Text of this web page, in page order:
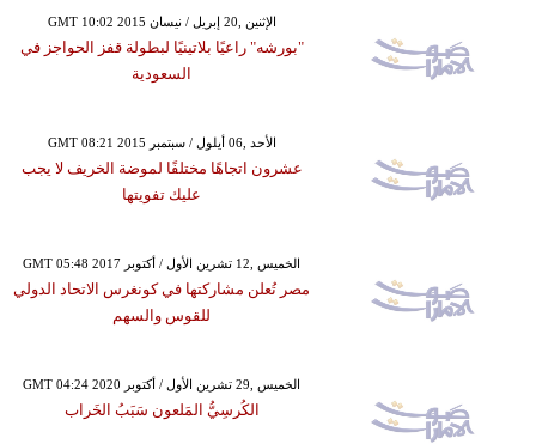
GMT 10:02 2015 الإثنين ,20 إبريل / نيسان
"بورشه" راعيًا بلاتينيًا لبطولة قفز الحواجز في
السعودية
GMT 08:21 2015 الأحد ,06 أيلول / سبتمبر
عشرون اتجاهًا مختلفًا لموضة الخريف لا يجب
عليك تفويتها
GMT 05:48 2017 الخميس ,12 تشرين الأول / أكتوبر
مصر تُعلن مشاركتها في كونغرس الاتحاد الدولي
للقوس والسهم
GMT 04:24 2020 الخميس ,29 تشرين الأول / أكتوبر
الكُرسِيُّ المَلعون سَبَبُ الخَراب